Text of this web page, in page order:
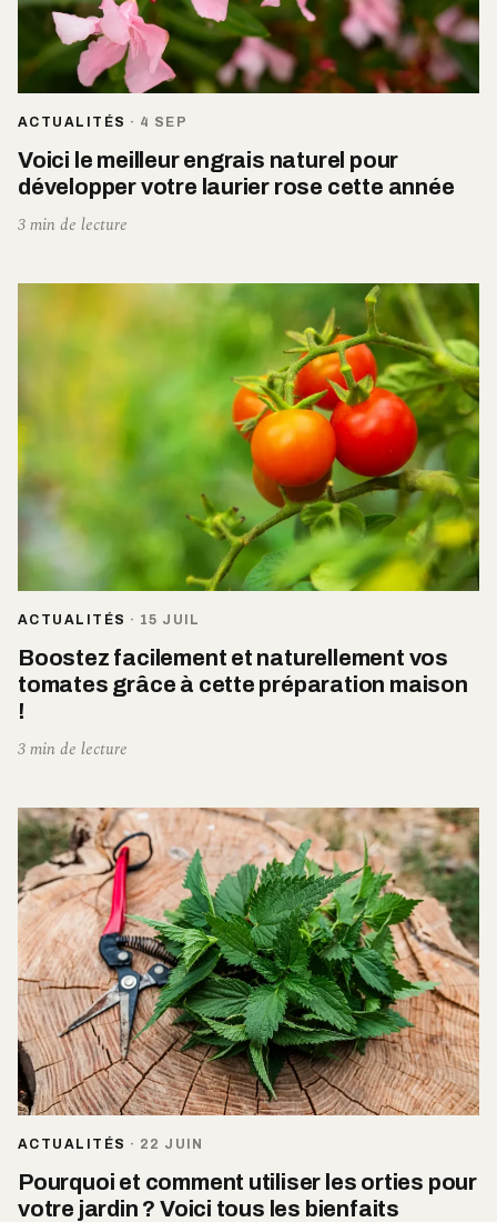
ACTUALITÉS · 4 SEP
Voici le meilleur engrais naturel pour
développer votre laurier rose cette année
3 min de lecture
ACTUALITÉS · 15 JUIL
Boostez facilement et naturellement vos
tomates grâce à cette préparation maison
!
3 min de lecture
ACTUALITÉS · 22 JUIN
Pourquoi et comment utiliser les orties pour
votre jardin ? Voici tous les bienfaits